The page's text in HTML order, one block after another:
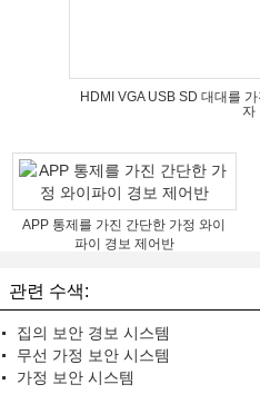
HDMI VGA USB SD 대대를
자
APP 통제를 가진 간단한 가정 와이
파이 경보 제어반
관련 수색:
집의 보안 경보 시스템
무선 가정 보안 시스템
가정 보안 시스템